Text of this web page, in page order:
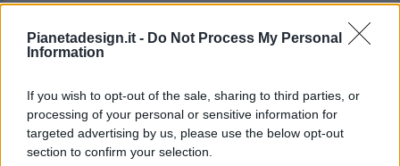
Pianetadesign.it - Do Not Process My Personal
Information
If you wish to opt-out of the sale, sharing to third parties, or
processing of your personal or sensitive information for
targeted advertising by us, please use the below opt-out
section to confirm your selection.
© 2026 - Pianeta Design - P.IVA 04827280654 - Testata
Registrata Al Tribunale Di Nocera Inferiore N. 8/2020 - RG N.